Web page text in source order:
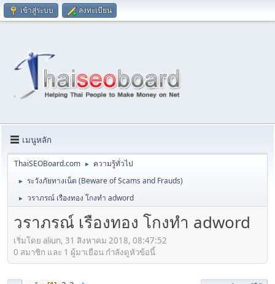
เข้าสู่ระบบ ลงทะเบียน
เมนูหลัก
ThaiSEOBoard.com ► ความรู้ทั่วไป
► ระวังภัยทางเน็ต (Beware of Scams and Frauds)
► วราภรณ์ เรืองทอง โกงทำ adword
วราภรณ์ เรืองทอง โกงทำ adword
เริ่มโดย aliun, 31 สิงหาคม 2018, 08:47:52
0 สมาชิก และ 1 ผู้มาเยือน กำลังดูหัวข้อนี้